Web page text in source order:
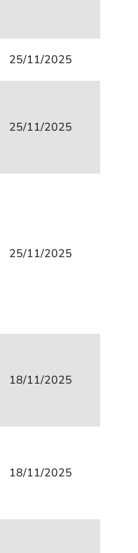
25/11/2025
25/11/2025
25/11/2025
18/11/2025
18/11/2025